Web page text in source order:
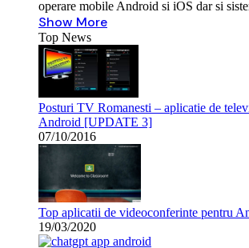
operare mobile Android si iOS dar si
Show More
Top News
Posturi TV Romanesti – aplicatie de
Android [UPDATE 3]
07/10/2016
Top aplicatii de videoconferinte pentru
19/03/2020